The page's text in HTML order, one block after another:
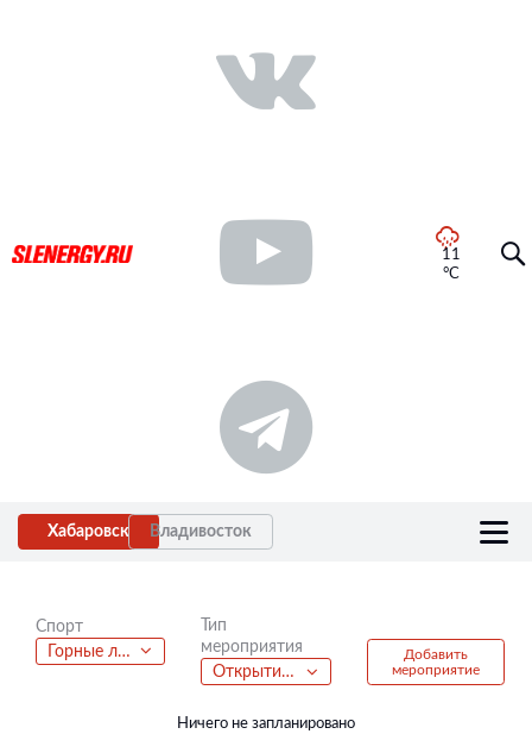
11
°C
Хабаровск Владивосток
Спорт
Горные лыжи
Тип
мероприятия
Открытие сезона
Добавить
мероприятие
Ничего не запланировано